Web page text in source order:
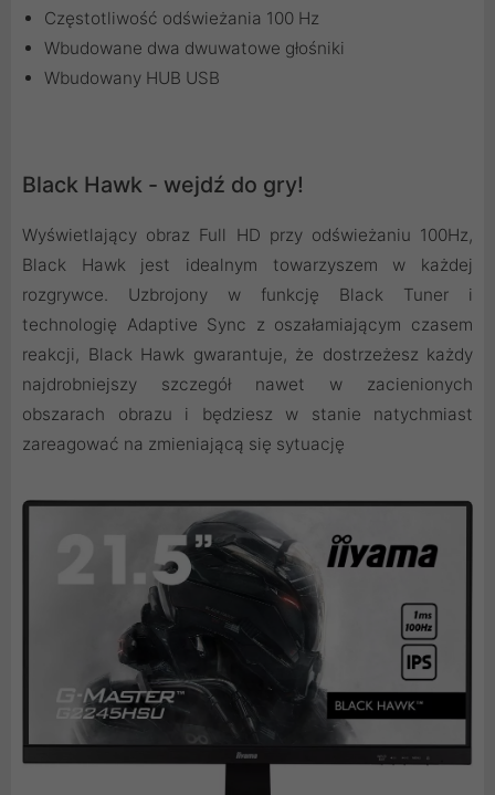
Częstotliwość odświeżania 100 Hz
Wbudowane dwa dwuwatowe głośniki
Wbudowany HUB USB
Black Hawk - wejdź do gry!
Wyświetlający obraz Full HD przy odświeżaniu 100Hz,
Black Hawk jest idealnym towarzyszem w każdej
rozgrywce. Uzbrojony w funkcję Black Tuner i
technologię Adaptive Sync z oszałamiającym czasem
reakcji, Black Hawk gwarantuje, że dostrzeżesz każdy
najdrobniejszy szczegół nawet w zacienionych
obszarach obrazu i będziesz w stanie natychmiast
zareagować na zmieniającą się sytuację